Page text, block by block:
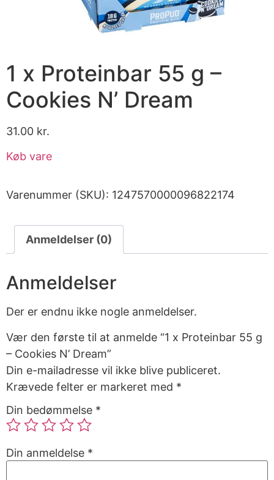
1 x Proteinbar 55 g –
Cookies N’ Dream
31.00 kr.
Køb vare
Varenummer (SKU): 1247570000096822174
Anmeldelser (0)
Anmeldelser
Der er endnu ikke nogle anmeldelser.
Vær den første til at anmelde “1 x Proteinbar 55 g
– Cookies N’ Dream”
Din e-mailadresse vil ikke blive publiceret.
Krævede felter er markeret med *
Din bedømmelse *
Din anmeldelse *